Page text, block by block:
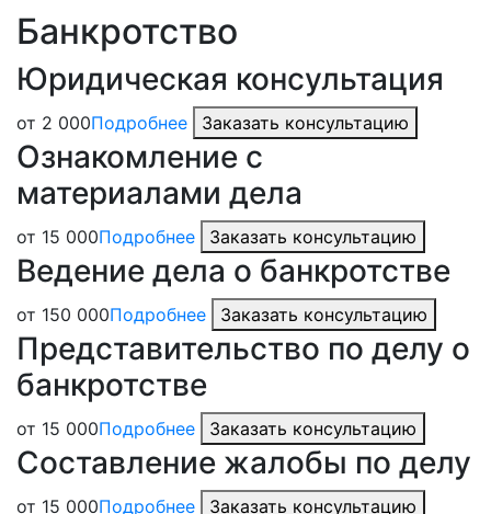
Банкротство
Юридическая консультация
от 2 000Подробнее Заказать консультацию
Ознакомление с
материалами дела
от 15 000Подробнее Заказать консультацию
Ведение дела о банкротстве
от 150 000Подробнее Заказать консультацию
Представительство по делу о
банкротстве
от 15 000Подробнее Заказать консультацию
Составление жалобы по делу
от 15 000Подробнее Заказать консультацию